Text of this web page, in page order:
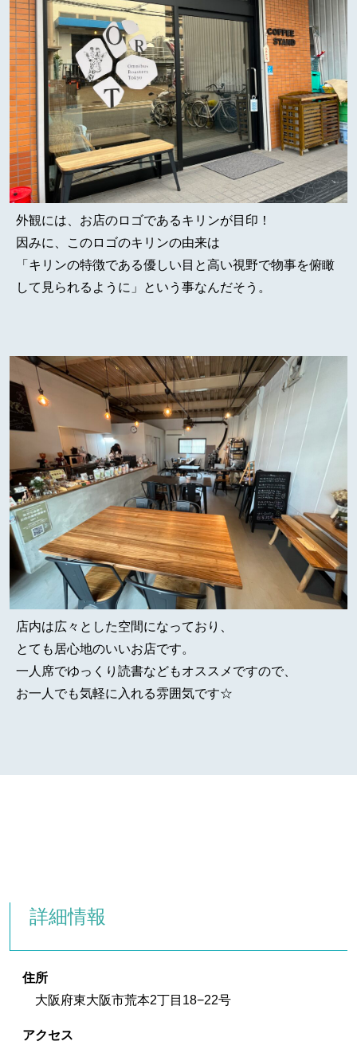
外観には、お店のロゴであるキリンが目印！
因みに、このロゴのキリンの由来は
「キリンの特徴である優しい目と高い視野で物事を俯瞰
して見られるように」という事なんだそう。
店内は広々とした空間になっており、
とても居心地のいいお店です。
一人席でゆっくり読書などもオススメですので、
お一人でも気軽に入れる雰囲気です☆
詳細情報
住所
大阪府東大阪市荒本2丁目18−22号
アクセス